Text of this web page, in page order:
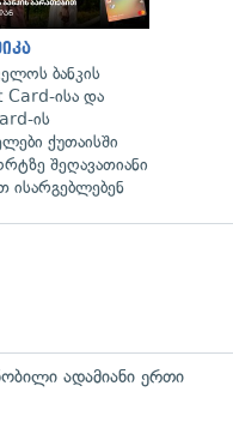
ბანკის
ისა და
ის
ქუთაისში
შეღავათიანი
ისარგებლებენ
ადამიანი ერთი